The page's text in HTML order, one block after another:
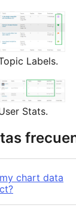
Labels.
Stats.
chart data